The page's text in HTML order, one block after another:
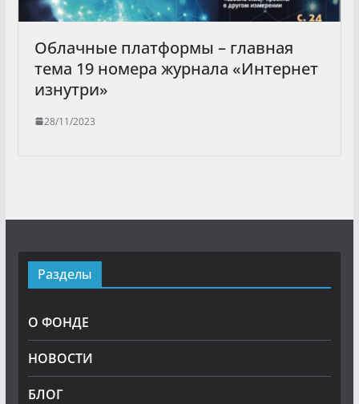
Облачные платформы – главная
тема 19 номера журнала «Интернет
изнутри»
28/11/2023
Разделы
О ФОНДЕ
НОВОСТИ
БЛОГ